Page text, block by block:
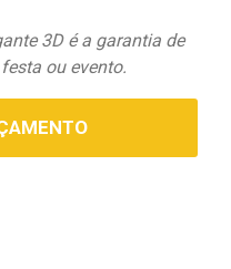
3D é a garantia de
ou evento.